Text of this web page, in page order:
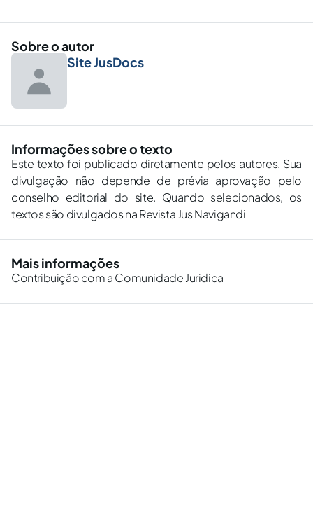
Sobre o autor
Site JusDocs
Informações sobre o texto
Este texto foi publicado diretamente pelos autores. Sua
divulgação não depende de prévia aprovação pelo
conselho editorial do site. Quando selecionados, os
textos são divulgados na Revista Jus Navigandi
Mais informações
Contribuição com a Comunidade Juridica